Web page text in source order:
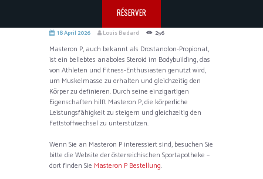
RÉSERVER
18 April 2026 Louis Bedard 256
Masteron P, auch bekannt als Drostanolon-Propionat,
ist ein beliebtes anaboles Steroid im Bodybuilding, das
von Athleten und Fitness-Enthusiasten genutzt wird,
um Muskelmasse zu erhalten und gleichzeitig den
Körper zu definieren. Durch seine einzigartigen
Eigenschaften hilft Masteron P, die körperliche
Leistungsfähigkeit zu steigern und gleichzeitig den
Fettstoffwechsel zu unterstützen.
Wenn Sie an Masteron P interessiert sind, besuchen Sie
bitte die Website der österreichischen Sportapotheke –
dort finden Sie Masteron P Bestellung.